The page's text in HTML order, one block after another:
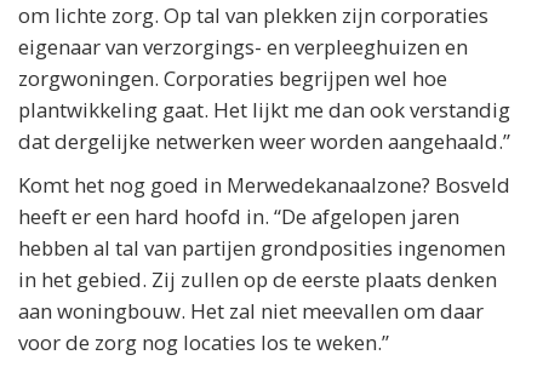
om lichte zorg. Op tal van plekken zijn corporaties
eigenaar van verzorgings- en verpleeghuizen en
zorgwoningen. Corporaties begrijpen wel hoe
plantwikkeling gaat. Het lijkt me dan ook verstandig
dat dergelijke netwerken weer worden aangehaald.”
Komt het nog goed in Merwedekanaalzone? Bosveld
heeft er een hard hoofd in. “De afgelopen jaren
hebben al tal van partijen grondposities ingenomen
in het gebied. Zij zullen op de eerste plaats denken
aan woningbouw. Het zal niet meevallen om daar
voor de zorg nog locaties los te weken.”